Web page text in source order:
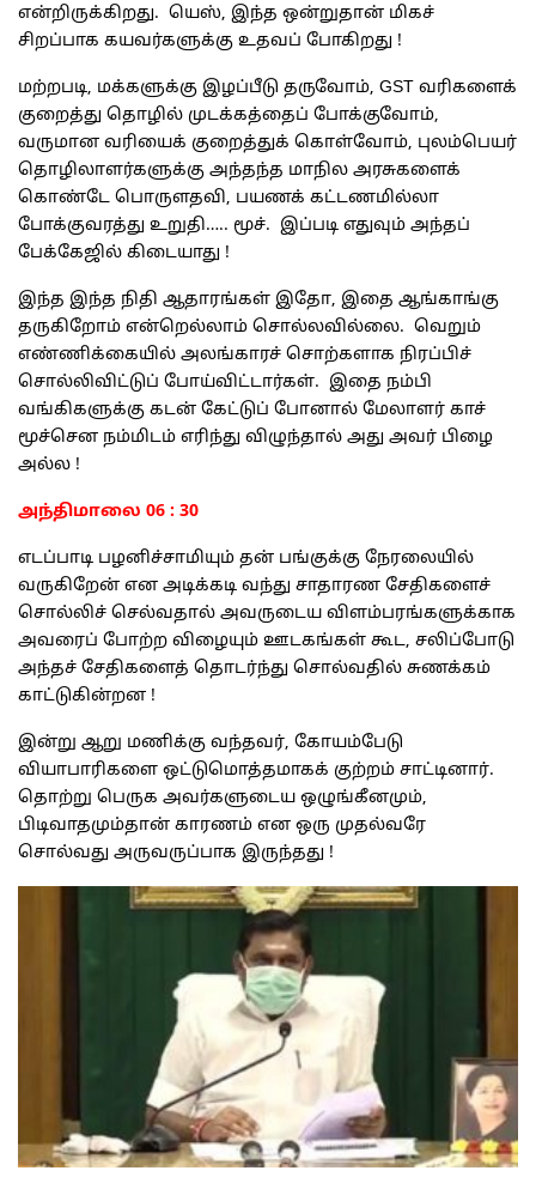
என்றிருக்கிறது. யெஸ், இந்த ஒன்றுதான் மிகச்
சிறப்பாக கயவர்களுக்கு உதவப் போகிறது !
மற்றபடி, மக்களுக்கு இழப்பீடு தருவோம், GST வரிகளைக்
குறைத்து தொழில் முடக்கத்தைப் போக்குவோம்,
வருமான வரியைக் குறைத்துக் கொள்வோம், புலம்பெயர்
தொழிலாளர்களுக்கு அந்தந்த மாநில அரசுகளைக்
கொண்டே பொருளதவி, பயணக் கட்டணமில்லா
போக்குவரத்து உறுதி….. மூச். இப்படி எதுவும் அந்தப்
பேக்கேஜில் கிடையாது !
இந்த இந்த நிதி ஆதாரங்கள் இதோ, இதை ஆங்காங்கு
தருகிறோம் என்றெல்லாம் சொல்லவில்லை. வெறும்
எண்ணிக்கையில் அலங்காரச் சொற்களாக நிரப்பிச்
சொல்லிவிட்டுப் போய்விட்டார்கள். இதை நம்பி
வங்கிகளுக்கு கடன் கேட்டுப் போனால் மேலாளர் காச்
மூச்சென நம்மிடம் எரிந்து விழுந்தால் அது அவர் பிழை
அல்ல !
அந்திமாலை 06 : 30
எடப்பாடி பழனிச்சாமியும் தன் பங்குக்கு நேரலையில்
வருகிறேன் என அடிக்கடி வந்து சாதாரண சேதிகளைச்
சொல்லிச் செல்வதால் அவருடைய விளம்பரங்களுக்காக
அவரைப் போற்ற விழையும் ஊடகங்கள் கூட, சலிப்போடு
அந்தச் சேதிகளைத் தொடர்ந்து சொல்வதில் சுணக்கம்
காட்டுகின்றன !
இன்று ஆறு மணிக்கு வந்தவர், கோயம்பேடு
வியாபாரிகளை ஒட்டுமொத்தமாகக் குற்றம் சாட்டினார்.
தொற்று பெருக அவர்களுடைய ஒழுங்கீனமும்,
பிடிவாதமும்தான் காரணம் என ஒரு முதல்வரே
சொல்வது அருவருப்பாக இருந்தது !